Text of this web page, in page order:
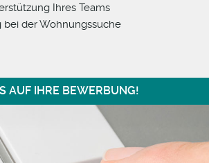
Ihres Teams
bei der Wohnungssuche
AUF IHRE BEWERBUNG!